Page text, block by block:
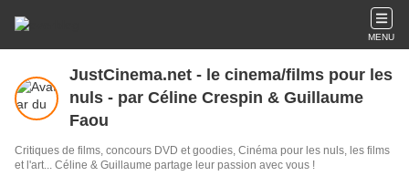
MENU
JustCinema.net - le cinema/films pour les
nuls - par Céline Crespin & Guillaume
Faou
Critiques de films, concours DVD et goodies, Cinéma pour les nuls, les films
et l'art... Céline & Guillaume partage leur passion avec vous !